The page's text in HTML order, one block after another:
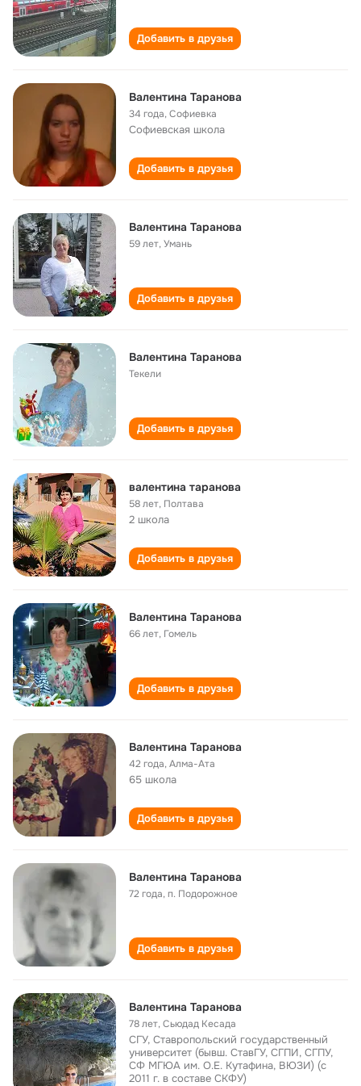
Добавить в друзья
Валентина Таранова
34 года,Софиевка
Софиевская школа
Добавить в друзья
Валентина Таранова
59 лет,Умань
Добавить в друзья
Валентина Таранова
Текели
Добавить в друзья
валентина таранова
58 лет, Полтава
2 школа
Добавить в друзья
Валентина Таранова
66 лет, Гомель
Добавить в друзья
Валентина Таранова
42 года,Алма-Ата
65 школа
Добавить в друзья
Валентина Таранова
72 года,п. Подорожное
Добавить в друзья
Валентина Таранова
78 лет,Сьюдад Кесада
СГУ, Ставропольский государственный
университет (бывш. СтавГУ, СГПИ, СГПУ,
СФ МГЮА им. О.Е. Кутафина, ВЮЗИ) (с
2011 г. в составе СКФУ)